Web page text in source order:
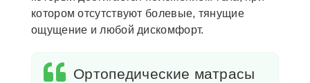
котором отсутствуют болевые, тянущие
ощущение и любой дискомфорт.
Ортопедические матрасы